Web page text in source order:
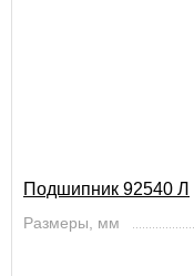
Подшипник 92540 Л
Размеры, мм